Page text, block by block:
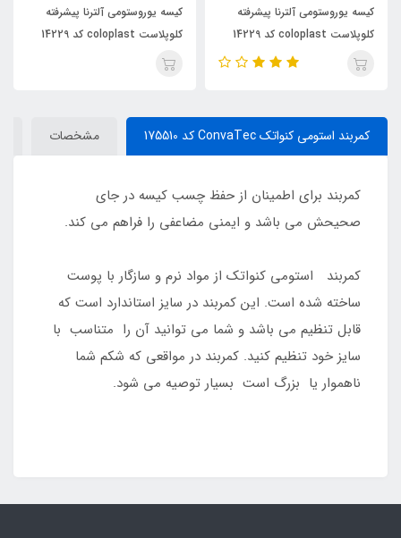
کیسه یوروستومی آلترنا پیشرفته
کلوپلاست coloplast کد 14229
کیسه یوروستومی آلترنا پیشرفته
کلوپلاست coloplast کد 14229
کمربند استومی کنواتک ConvaTec کد 175510 مشخصات
کمربند برای اطمینان از حفظ چسب کیسه در جای
صحیحش می باشد و ایمنی مضاعفی را فراهم می کند.
کمربند استومی کنواتک از مواد نرم و سازگار با پوست
ساخته شده است. این کمربند در سایز استاندارد است که
قابل تنظیم می باشد و شما می توانید آن را متناسب با
سایز خود تنظیم کنید. کمربند در مواقعی که شکم شما
ناهموار یا بزرگ است بسیار توصیه می شود.